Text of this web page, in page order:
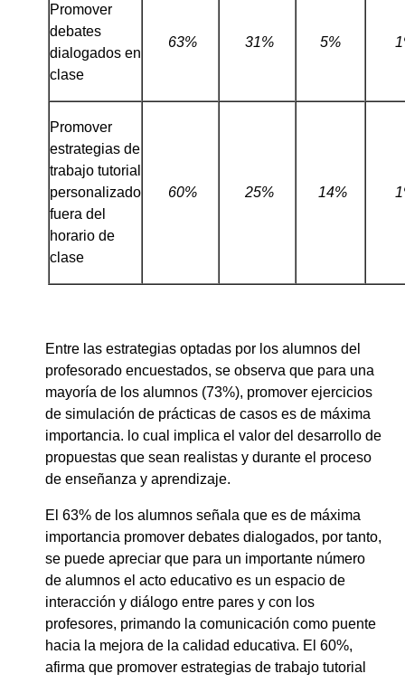
Promover
debates
dialogados en
clase
63% 31% 5%
Promover
estrategias de
trabajo tutorial
personalizado
fuera del
horario de
clase
60% 25% 14%
Entre las estrategias optadas por los alumnos del
profesorado encuestados, se observa que para una
mayoría de los alumnos (73%), promover ejercicios
de simulación de prácticas de casos es de máxima
importancia. lo cual implica el valor del desarrollo de
propuestas que sean realistas y durante el proceso
de enseñanza y aprendizaje.
El 63% de los alumnos señala que es de máxima
importancia promover debates dialogados, por tanto,
se puede apreciar que para un importante número
de alumnos el acto educativo es un espacio de
interacción y diálogo entre pares y con los
profesores, primando la comunicación como puente
hacia la mejora de la calidad educativa. El 60%,
afirma que promover estrategias de trabajo tutorial